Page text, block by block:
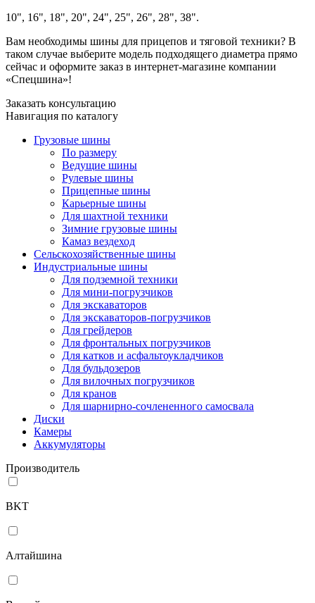
10", 16", 18", 20", 24", 25", 26", 28", 38".
Вам необходимы шины для прицепов и тяговой техники? В
таком случае выберите модель подходящего диаметра прямо
сейчас и оформите заказ в интернет-магазине компании
«Спецшина»!
Заказать консультацию
Навигация по каталогу
Грузовые шины
По размеру
Ведущие шины
Рулевые шины
Прицепные шины
Карьерные шины
Для шахтной техники
Зимние грузовые шины
Камаз вездеход
Сельскохозяйственные шины
Индустриальные шины
Для подземной техники
Для мини-погрузчиков
Для экскаваторов
Для экскаваторов-погрузчиков
Для грейдеров
Для фронтальных погрузчиков
Для катков и асфальтоукладчиков
Для бульдозеров
Для вилочных погрузчиков
Для кранов
Для шарнирно-сочлененного самосвала
Диски
Камеры
Аккумуляторы
Производитель
BKT
Алтайшина